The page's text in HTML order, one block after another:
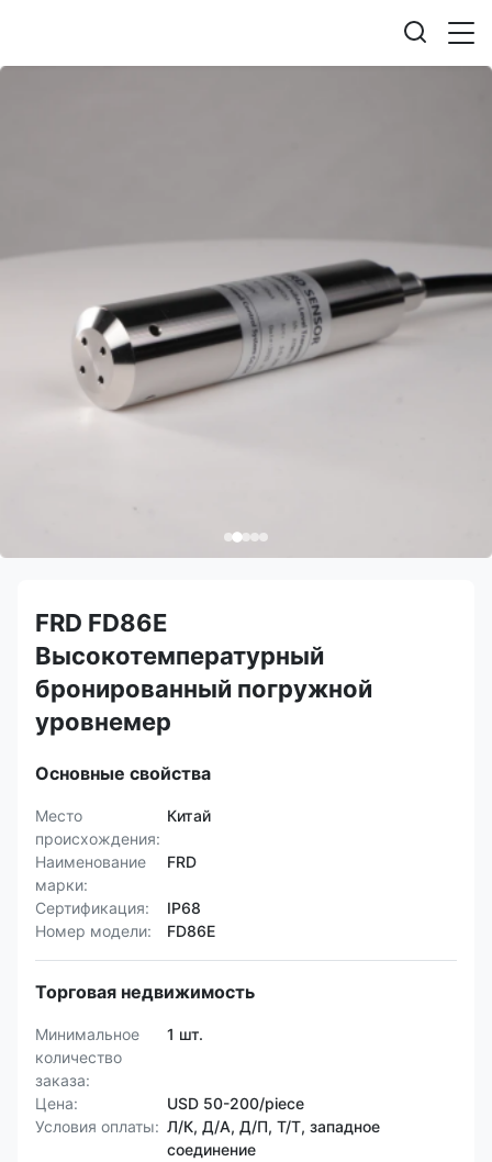
FRD FD86E
Высокотемпературный
бронированный погружной
уровнемер
Основные свойства
Место
происхождения:
Китай
Наименование
марки:
FRD
Сертификация:
IP68
Номер модели:
FD86E
Торговая недвижимость
Минимальное
количество
заказа:
1 шт.
Цена:
USD 50-200/piece
Условия оплаты: Л/К, Д/А, Д/П, Т/Т, западное
соединение